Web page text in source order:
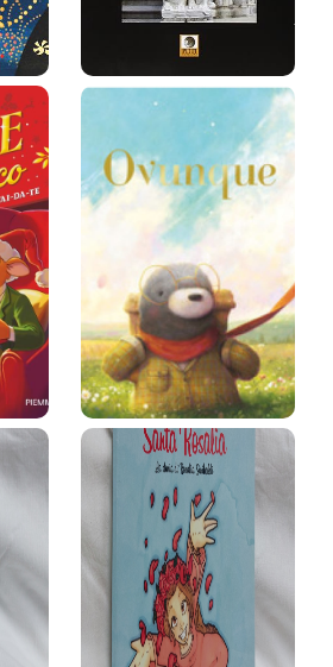
La Fontana
Pretoria di P…
Marcella La Monica
Prezzo:
34 €
Ovunque
Chris Saunders (aut.),
Giuditta Campello
Prezzo:14,9 €